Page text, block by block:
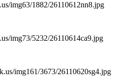
img63/1882/26110612nn8.jpg
img73/5232/26110614ca9.jpg
img161/3673/26110620sg4.jpg